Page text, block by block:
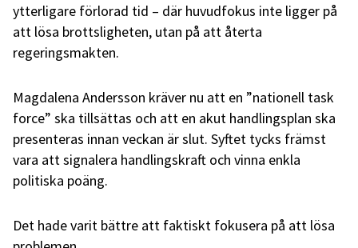
ytterligare förlorad tid – där huvudfokus inte ligger på
att lösa brottsligheten, utan på att återta
regeringsmakten.
Magdalena Andersson kräver nu att en ”nationell task
force” ska tillsättas och att en akut handlingsplan ska
presenteras innan veckan är slut. Syftet tycks främst
vara att signalera handlingskraft och vinna enkla
politiska poäng.
Det hade varit bättre att faktiskt fokusera på att lösa